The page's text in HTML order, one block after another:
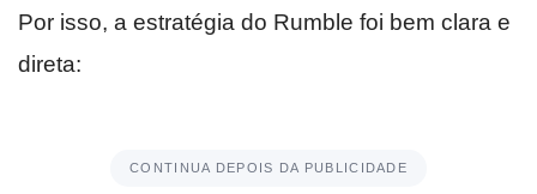
Por isso, a estratégia do Rumble foi bem clara e
direta:
CONTINUA DEPOIS DA PUBLICIDADE